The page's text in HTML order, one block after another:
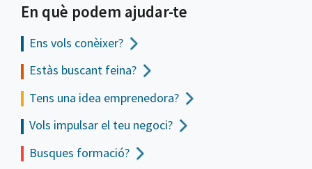
En què podem ajudar-te
Ens vols conèixer?
Estàs buscant feina?
Tens una idea emprenedora?
Vols impulsar el teu negoci?
Busques formació?